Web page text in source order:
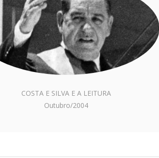
COSTA E SILVA E A LEITURA
Outubro/2004